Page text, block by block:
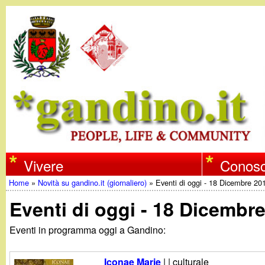
w
w
w
.
Vivere
Tu
sei
Home » Novità su gandino.it (giornaliero) » Eventi di oggi - 18 Dicembre
Eventi di oggi - 18
Eventi in programma oggi a Gandino:
Iconae Marie | | culturale